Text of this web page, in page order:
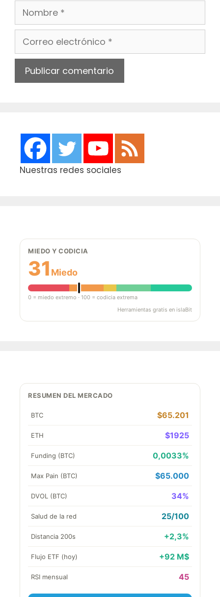
Nombre
Correo
electrónico
Web
Nuestras redes sociales
MIEDO Y CODICIA
31 Miedo
0 = miedo extremo · 100 = codicia extrema
Herramientas gratis en islaBit
RESUMEN DEL MERCADO
BTC $65.201
ETH $1925
Funding (BTC) 0,0033%
Max Pain (BTC) $65.000
DVOL (BTC) 34%
Salud de la red 25/100
Distancia 200s +2,3%
Flujo ETF (hoy) +92 M$
RSI mensual 45